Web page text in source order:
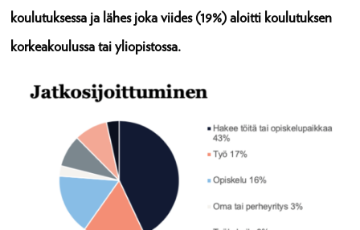
koulutuksessa ja lähes joka viides (19%) aloitti koulutuksen
korkeakoulussa tai yliopistossa.